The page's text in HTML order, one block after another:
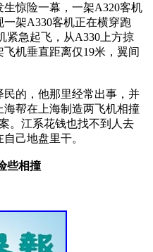
生惊险一幕，一架A320客机
架A330客机正在横穿跑
紧急起飞，从A330上方掠
机垂直距离仅19米，翼间
的，他那里经常出事，并
帮在上海制造两飞机相撞
。江系花钱也找不到人去
己地盘里干。
些相撞